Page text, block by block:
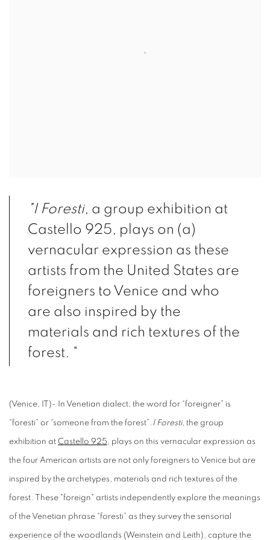
"I Foresti, a group exhibition at
Castello 925, plays on (a)
vernacular expression as these
artists from the United States are
foreigners to Venice and who
are also inspired by the
materials and rich textures of the
forest. "
(Venice, IT)- In Venetian dialect, the word for “foreigner” is
“foresti” or “someone from the forest”. I Foresti, the group
exhibition at Castello 925, plays on this vernacular expression as
the four American artists are not only foreigners to Venice but are
inspired by the archetypes, materials and rich textures of the
forest. These "foreign" artists independently explore the meanings
of the Venetian phrase “foresti” as they survey the sensorial
experience of the woodlands (Weinstein and Leith), capture the